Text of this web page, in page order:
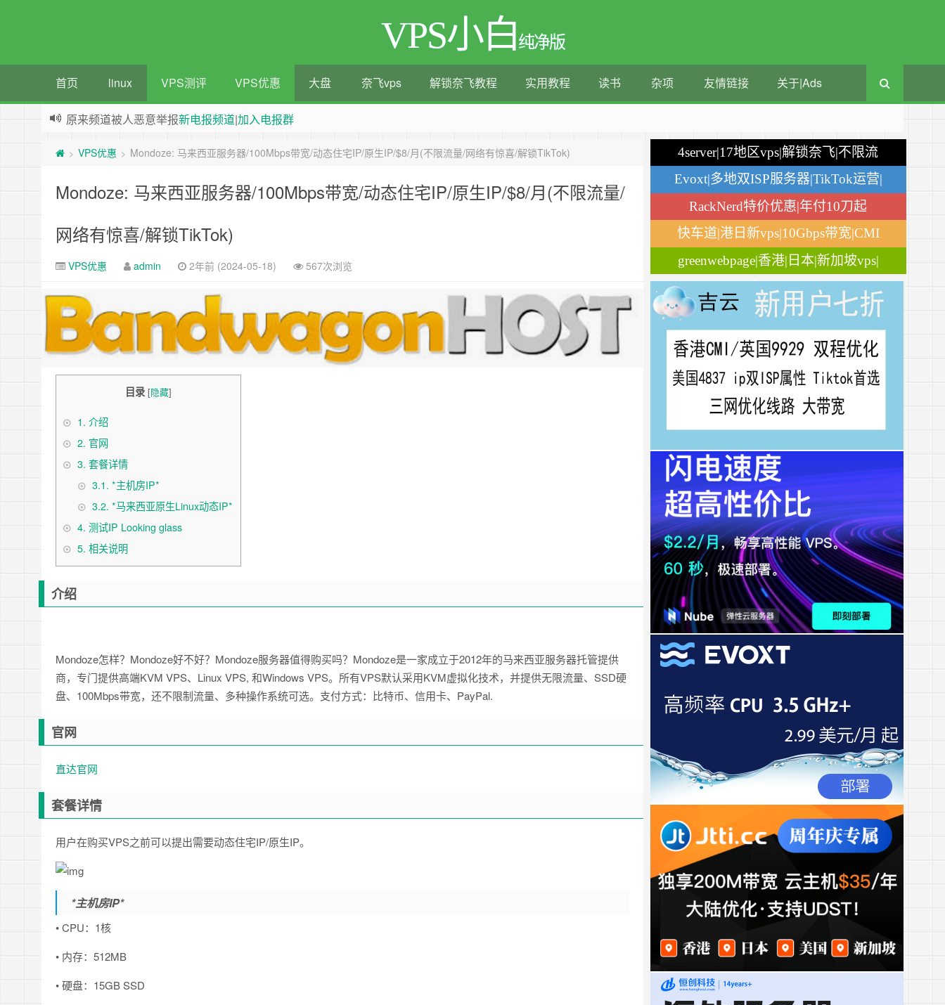
VPS小白纯净版
首页 linux VPS测评 VPS优惠 大盘 奈飞vps 解锁奈飞教程 实用教程 读书 杂项 友情链接 关于|Ads
原来频道被人恶意举报新电报频道|加入电报群
> VPS优惠 > Mondoze: 马来西亚服务器/100Mbps带宽/动态住宅IP/原生IP/$8/月(不限流量/网络有惊喜/解锁TikTok)
Mondoze: 马来西亚服务器/100Mbps带宽/动态住宅IP/原生IP/$8/月(不限流量/
网络有惊喜/解锁TikTok)
VPS优惠 admin 2年前 (2024-05-18) 567次浏览
目录 [隐藏]
1. 介绍
2. 官网
3. 套餐详情
3.1. *主机房IP*
3.2. *马来西亚原生Linux动态IP*
4. 测试IP Looking glass
5. 相关说明
介绍
Mondoze怎样？Mondoze好不好？Mondoze服务器值得购买吗？Mondoze是一家成立于2012年的马来西亚服务器托管提供
商，专门提供高端KVM VPS、Linux VPS, 和Windows VPS。所有VPS默认采用KVM虚拟化技术，并提供无限流量、SSD硬
盘、100Mbps带宽，还不限制流量、多种操作系统可选。支付方式：比特币、信用卡、PayPal.
官网
直达官网
套餐详情
用户在购买VPS之前可以提出需要动态住宅IP/原生IP。
*主机房IP*
• CPU：1核
• 内存：512MB
• 硬盘：15GB SSD
4server|17地区vps|解锁奈飞|不限流
量
Evoxt|多地双ISP服务器|TikTok运营|
月付$2.84
RackNerd特价优惠|年付10刀起
快车道|港日新vps|10Gbps带宽|CMI
greenwebpage|香港|日本|新加坡vps|
移动直连